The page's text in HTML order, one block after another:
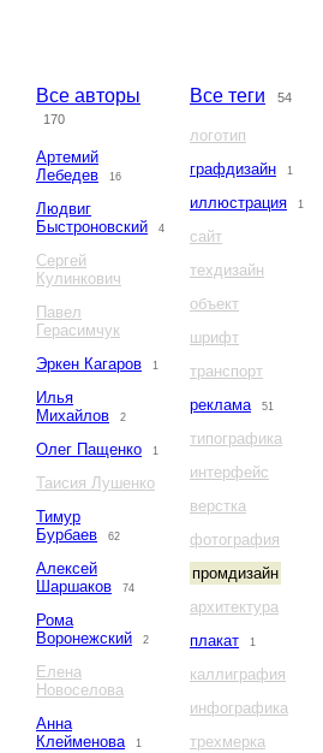
Все авторы
170
Артемий
Лебедев
16
Людвиг
Быстроновский
4
Сергей
Кулинкович
Павел
Герасимчук
Эркен Кагаров
1
Илья
Михайлов
2
Олег Пащенко 1
Таисия Лушенко
Тимур
Бурбаев
62
Алексей
Шаршаков
74
Рома
Воронежский
2
Елена
Новоселова
Анна
Клейменова
1
Все теги 54
логотип
графдизайн
1
иллюстрация 1
сайт
техдизайн
объект
шрифт
транспорт
реклама
51
типографика
интерфейс
верстка
фотография
промдизайн
архитектура
плакат
1
каллиграфия
инфографика
трехмерка